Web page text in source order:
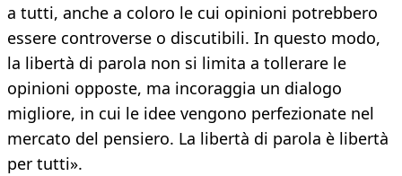
a tutti, anche a coloro le cui opinioni potrebbero
essere controverse o discutibili. In questo modo,
la libertà di parola non si limita a tollerare le
opinioni opposte, ma incoraggia un dialogo
migliore, in cui le idee vengono perfezionate nel
mercato del pensiero. La libertà di parola è libertà
per tutti».